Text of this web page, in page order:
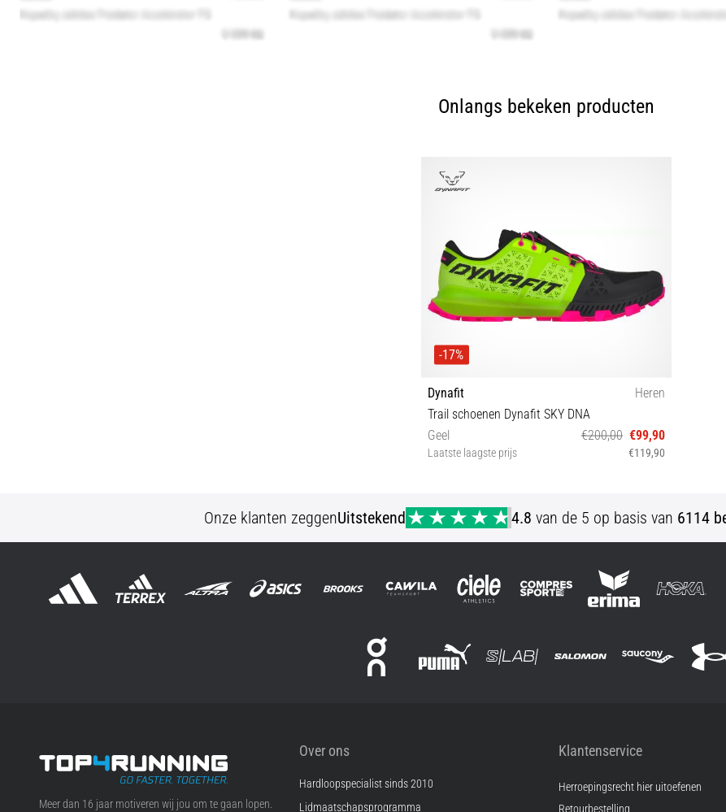
Onlangs bekeken producten
-17%
Dynafit
Heren
Trail schoenen Dynafit SKY DNA
Geel
€200,00 €99,90
Laatste laagste prijs €119,90
Onze klanten zeggenUitstekend 4.8 van de 5 op basis van 6114
Top4Running.be
Meer dan 16 jaar motiveren wij jou om te gaan lopen.
Over ons
Hardloopspecialist sinds 2010
Lidmaatschapsprogramma
Klantenservice
Herroepingsrecht hier uitoefenen